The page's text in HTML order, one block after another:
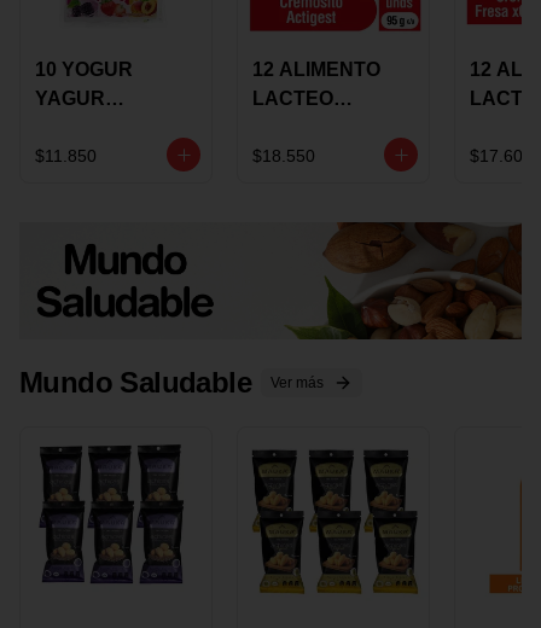
10 YOGUR
YAGUR
150ML SURTIDO
$11.850
12 ALIMENTO
LACTEO
ALQUERIA
$18.550
12
$17.600
Mundo Saludable Ver más